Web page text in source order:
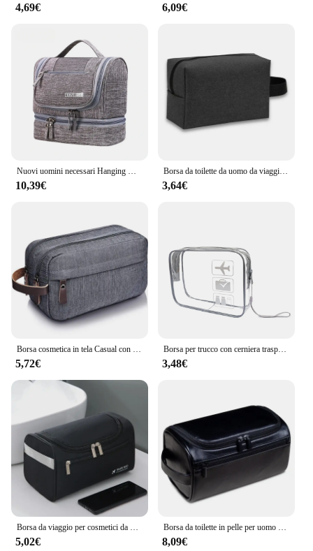
4,69€ 6,09€
10,39€
Borsa da toilette da uomo da viaggio custodia da collo cosmetica da donna borsa da trucco impermeabile da donna borsa da lavaggio di bellezza borsa Organizer per borse accessorio
3,64€
5,72€
Borsa per trucco con cerniera trasparente Scatola per organizer Uomo Donna Borsa per cosmetici trasparente da viaggio Borsa per il lavaggio da toilette impermeabile
3,48€
5,02€ 8,09€